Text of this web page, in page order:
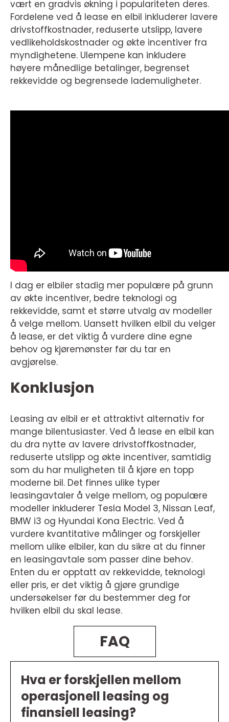
vært en gradvis økning i populariteten deres.
Fordelene ved å lease en elbil inkluderer lavere
drivstoffkostnader, reduserte utslipp, lavere
vedlikeholdskostnader og økte incentiver fra
myndighetene. Ulempene kan inkludere
høyere månedlige betalinger, begrenset
rekkevidde og begrensede lademuligheter.
I dag er elbiler stadig mer populære på grunn
av økte incentiver, bedre teknologi og
rekkevidde, samt et større utvalg av modeller
å velge mellom. Uansett hvilken elbil du velger
å lease, er det viktig å vurdere dine egne
behov og kjøremønster før du tar en
avgjørelse.
Konklusjon
Leasing av elbil er et attraktivt alternativ for
mange bilentusiaster. Ved å lease en elbil kan
du dra nytte av lavere drivstoffkostnader,
reduserte utslipp og økte incentiver, samtidig
som du har muligheten til å kjøre en topp
moderne bil. Det finnes ulike typer
leasingavtaler å velge mellom, og populære
modeller inkluderer Tesla Model 3, Nissan Leaf,
BMW i3 og Hyundai Kona Electric. Ved å
vurdere kvantitative målinger og forskjeller
mellom ulike elbiler, kan du sikre at du finner
en leasingavtale som passer dine behov.
Enten du er opptatt av rekkevidde, teknologi
eller pris, er det viktig å gjøre grundige
undersøkelser før du bestemmer deg for
hvilken elbil du skal lease.
FAQ
Hva er forskjellen mellom
operasjonell leasing og
finansiell leasing?